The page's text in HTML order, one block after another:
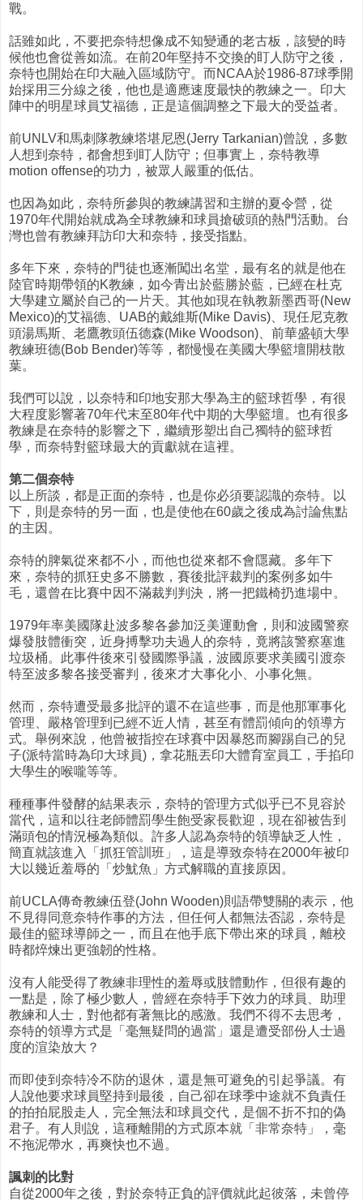
戰。
話雖如此，不要把奈特想像成不知變通的老古板，該變的時
候他也會從善如流。在前20年堅持不交換的盯人防守之後，
奈特也開始在印大融入區域防守。而NCAA於1986-87球季開
始採用三分線之後，他也是適應速度最快的教練之一。印大
陣中的明星球員艾福德，正是這個調整之下最大的受益者。
前UNLV和馬刺隊教練塔堪尼恩(Jerry Tarkanian)曾說，多數
人想到奈特，都會想到盯人防守；但事實上，奈特教導
motion offense的功力，被眾人嚴重的低估。
也因為如此，奈特所參與的教練講習和主辦的夏令營，從
1970年代開始就成為全球教練和球員搶破頭的熱門活動。台
灣也曾有教練拜訪印大和奈特，接受指點。
多年下來，奈特的門徒也逐漸闖出名堂，最有名的就是他在
陸官時期帶領的K教練，如今青出於藍勝於藍，已經在杜克
大學建立屬於自己的一片天。其他如現在執教新墨西哥(New
Mexico)的艾福德、UAB的戴維斯(Mike Davis)、現任尼克教
頭湯馬斯、老鷹教頭伍德森(Mike Woodson)、前華盛頓大學
教練班德(Bob Bender)等等，都慢慢在美國大學籃壇開枝散
葉。
我們可以說，以奈特和印地安那大學為主的籃球哲學，有很
大程度影響著70年代末至80年代中期的大學籃壇。也有很多
教練是在奈特的影響之下，繼續形塑出自己獨特的籃球哲
學，而奈特對籃球最大的貢獻就在這裡。
第二個奈特
以上所談，都是正面的奈特，也是你必須要認識的奈特。以
下，則是奈特的另一面，也是使他在60歲之後成為討論焦點
的主因。
奈特的脾氣從來都不小，而他也從來都不會隱藏。多年下
來，奈特的抓狂史多不勝數，賽後批評裁判的案例多如牛
毛，還曾在比賽中因不滿裁判判決，將一把鐵椅扔進場中。
1979年率美國隊赴波多黎各參加泛美運動會，則和波國警察
爆發肢體衝突，近身搏擊功夫過人的奈特，竟將該警察塞進
垃圾桶。此事件後來引發國際爭議，波國原要求美國引渡奈
特至波多黎各接受審判，後來才大事化小、小事化無。
然而，奈特遭受最多批評的還不在這些事，而是他那軍事化
管理、嚴格管理到已經不近人情，甚至有體罰傾向的領導方
式。舉例來說，他曾被指控在球賽中因暴怒而腳踢自己的兒
子(派特當時為印大球員)，拿花瓶丟印大體育室員工，手掐印
大學生的喉嚨等等。
種種事件發酵的結果表示，奈特的管理方式似乎已不見容於
當代，這和以往老師體罰學生飽受家長歡迎，現在卻被告到
滿頭包的情況極為類似。許多人認為奈特的領導缺乏人性，
簡直就該進入「抓狂管訓班」，這是導致奈特在2000年被印
大以幾近羞辱的「炒魷魚」方式解職的直接原因。
前UCLA傳奇教練伍登(John Wooden)則語帶雙關的表示，他
不見得同意奈特作事的方法，但任何人都無法否認，奈特是
最佳的籃球導師之一，而且在他手底下帶出來的球員，離校
時都焠煉出更強韌的性格。
沒有人能受得了教練非理性的羞辱或肢體動作，但很有趣的
一點是，除了極少數人，曾經在奈特手下效力的球員、助理
教練和人士，對他都有著無比的感激。我們不得不去思考，
奈特的領導方式是「毫無疑問的過當」還是遭受部份人士過
度的渲染放大？
而即使到奈特冷不防的退休，還是無可避免的引起爭議。有
人說他要求球員堅持到最後，自己卻在球季中途就不負責任
的拍拍屁股走人，完全無法和球員交代，是個不折不扣的偽
君子。有人則說，這種離開的方式原本就「非常奈特」，毫
不拖泥帶水，再爽快也不過。
諷刺的比對
自從2000年之後，對於奈特正負的評價就此起彼落，未曾停